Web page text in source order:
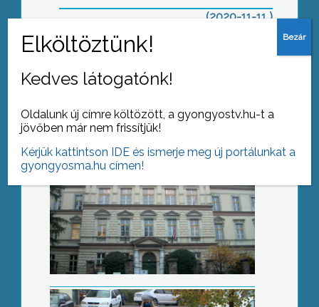
(2020-11-11 )
Két nap van az átállásra
Kedves látogatónk!
Oldalunk új címre költözött, a gyongyostv.hu-t a
jövőben már nem frissítjük!
Kérjük kattintson IDE és ismerje meg új portálunkat a
gyongyosma.hu címen!